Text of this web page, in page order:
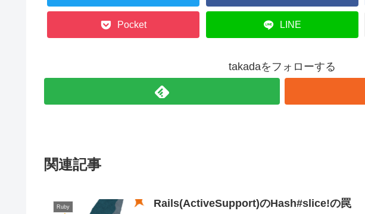
Pocket LINE
takadaをフォローする
関連記事
Ruby Rails(ActiveSupport)のHash#slice!の罠